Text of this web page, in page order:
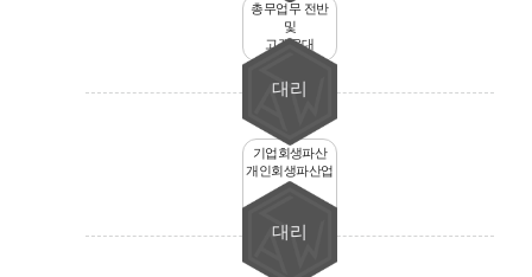
총무업무 전반
및
고객응대
대리
기업회생파산
개인회생파산업
무
대리